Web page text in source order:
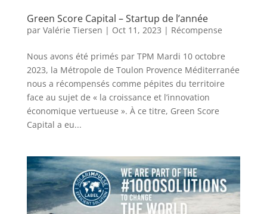
Green Score Capital – Startup de l’année
par Valérie Tiersen | Oct 11, 2023 | Récompense
Nous avons été primés par TPM Mardi 10 octobre
2023, la Métropole de Toulon Provence Méditerranée
nous a récompensés comme pépites du territoire
face au sujet de « la croissance et l’innovation
économique vertueuse ». À ce titre, Green Score
Capital a eu...